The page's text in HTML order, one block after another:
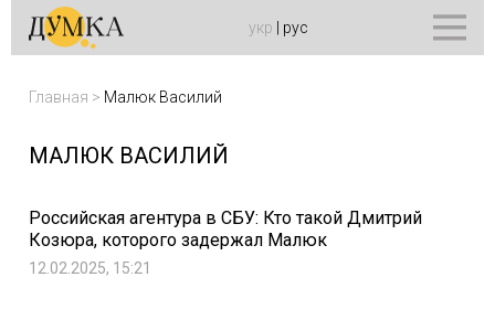
укр рус
Главная > Малюк Василий
МАЛЮК ВАСИЛИЙ
Российская агентура в СБУ: Кто такой Дмитрий
Козюра, которого задержал Малюк
12.02.2025, 15:21